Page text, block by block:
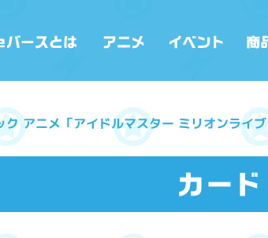
ク アニメ「アイドルマスター ミリオンライブ